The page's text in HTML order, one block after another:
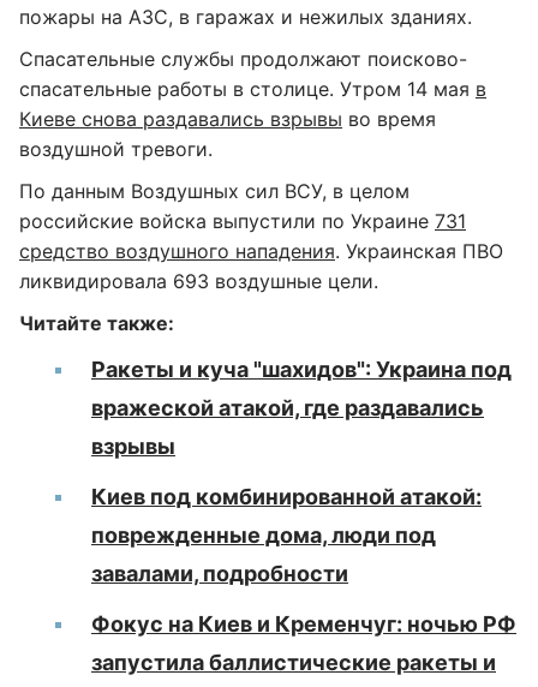
пожары на АЗС, в гаражах и нежилых зданиях.
Спасательные службы продолжают поисково-
спасательные работы в столице. Утром 14 мая в
Киеве снова раздавались взрывы во время
воздушной тревоги.
По данным Воздушных сил ВСУ, в целом
российские войска выпустили по Украине 731
средство воздушного нападения. Украинская ПВО
ликвидировала 693 воздушные цели.
Читайте также:
Ракеты и куча "шахидов": Украина под
вражеской атакой, где раздавались
взрывы
Киев под комбинированной атакой:
поврежденные дома, люди под
завалами, подробности
Фокус на Киев и Кременчуг: ночью РФ
запустила баллистические ракеты и